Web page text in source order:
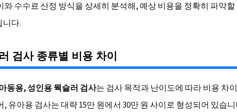
와 수수료 산정 방식을 상세히 분석해, 예상 비용을 정확히 파악할
니다.
검사 종류별 비용 차이
동용, 성인용 웩슬러 검사는 검사 목적과 난이도에 따라 비용 차
, 유아용 검사는 대략 15만 원에서 30만 원 사이로 형성되어 있습